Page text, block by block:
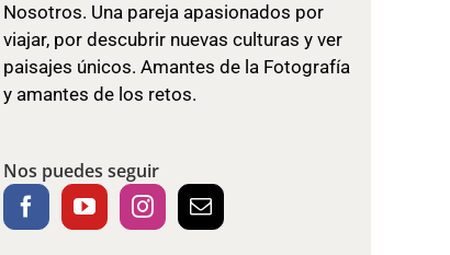
Nosotros. Una pareja apasionados por
viajar, por descubrir nuevas culturas y ver
paisajes únicos. Amantes de la Fotografía
y amantes de los retos.
Nos puedes seguir